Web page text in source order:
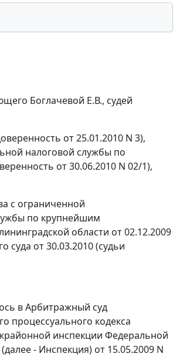
Боглачевой Е.В., судей
от 25.01.2010 N 3),
налоговой службы по
от 30.06.2010 N 02/1),
с ограниченной
по крупнейшим
области от 02.12.2009
от 30.03.2010 (судьи
в Арбитражный суд
процессуального кодекса
инспекции Федеральной
- Инспекция) от 15.05.2009 N